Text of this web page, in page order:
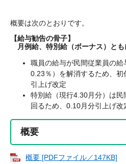
概要は次のとおりです。
【給与勧告の骨子】
月例給、特別給（ボーナス）とも
職員の給与が民間従業員の
0.23％）を解消するため、
引上げ改定
特別給（現行4.30月分）は
回るため、0.10月分引上げ改
概要
概要 [PDFファイル／147KB]